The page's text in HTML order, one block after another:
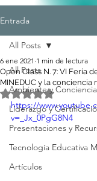
Entrada
All Posts
Ambiente y
Liderazgo y
Presentaciones y
Tecnología Educativa
Artículos
All Posts
Open Class N. 7: VI Feria
MINEDUC y la conciencia
6 ene 2021 1 min de lectura
Obtuvo NaN de 5
https://
v=_Jx_0PgG8N4